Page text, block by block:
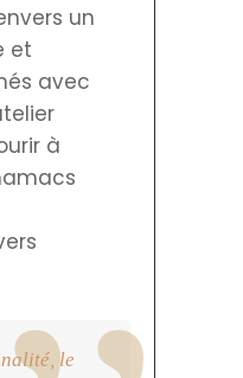
un
et
avec
à
le